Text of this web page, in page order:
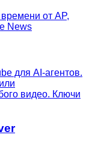
от AP,
News
для AI-агентов.
видео. Ключи